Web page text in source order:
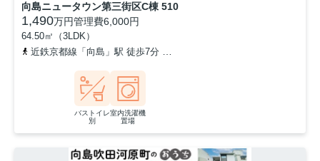
向島ニュータウン第三街区C棟 510
1,490万円管理費6,000円
64.50㎡（3LDK）
近鉄京都線「向島」駅 徒歩7分
バストイレ
別
室内洗濯機
置場